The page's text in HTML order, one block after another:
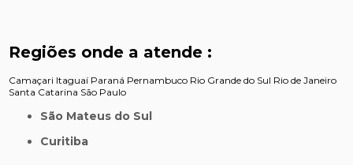
Regiões onde a atende :
Camaçari Itaguaí Paraná Pernambuco Rio Grande do Sul Rio de Janeiro
Santa Catarina São Paulo
São Mateus do Sul
Curitiba